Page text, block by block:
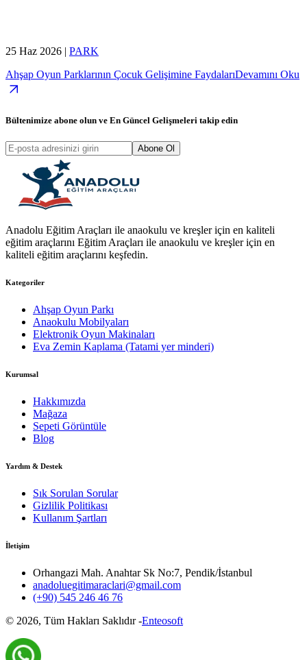
25 Haz 2026 | PARK
Ahşap Oyun Parklarının Çocuk Gelişimine FaydalarıDevamını Oku
Bültenimize abone olun ve En Güncel Gelişmeleri takip edin
Abone Ol
Anadolu Eğitim Araçları ile anaokulu ve kreşler için en kaliteli
eğitim araçlarını Eğitim Araçları ile anaokulu ve kreşler için en
kaliteli eğitim araçlarını keşfedin.
Kategoriler
Ahşap Oyun Parkı
Anaokulu Mobilyaları
Elektronik Oyun Makinaları
Eva Zemin Kaplama (Tatami yer minderi)
Kurumsal
Hakkımızda
Mağaza
Sepeti Görüntüle
Blog
Yardım & Destek
Sık Sorulan Sorular
Gizlilik Politikası
Kullanım Şartları
İletişim
Orhangazi Mah. Anahtar Sk No:7, Pendik/İstanbul
anadoluegitimaraclari@gmail.com
(+90) 545 246 46 76
© 2026, Tüm Hakları Saklıdır -Enteosoft